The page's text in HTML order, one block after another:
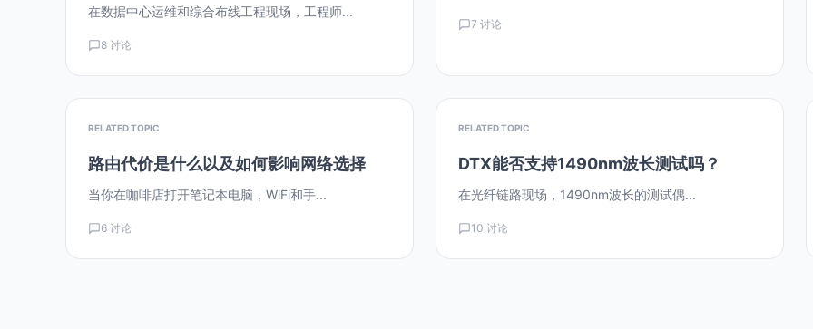
在数据中心运维和综合布线工程现场，工程师...
8 讨论
7 讨论
RELATED TOPIC
路由代价是什么以及如何影响网络选择
当你在咖啡店打开笔记本电脑，WiFi和手...
6 讨论
RELATED TOPIC
DTX能否支持1490nm波长测试吗？
在光纤链路现场，1490nm波长的测试偶...
10 讨论